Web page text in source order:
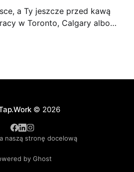
a Ty jeszcze przed kawą
w Toronto, Calgary albo
© 2026
naszą stronę docelową
by Ghost